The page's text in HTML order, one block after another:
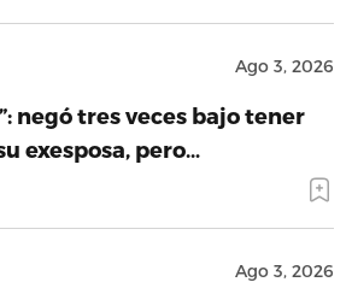
Ago 3, 2026
negó tres veces bajo tener
exesposa, pero…
Ago 3, 2026